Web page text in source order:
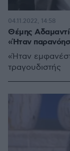
Θέμης
«Ήταν
«Ήταν
τραγουδιστής
04.11.2022, 14:58